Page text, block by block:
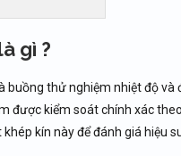
gì ?
thử nghiệm nhiệt độ
được kiểm soát chính xác
kín này để đánh giá hiệu